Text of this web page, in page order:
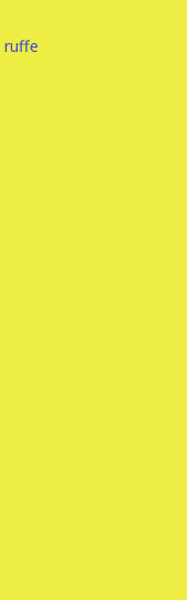
ruffe